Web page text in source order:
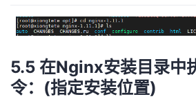
5.5 在Nginx安装目录中
令：(指定安装位置)